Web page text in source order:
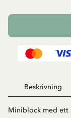
Beskrivning
Miniblock med ett